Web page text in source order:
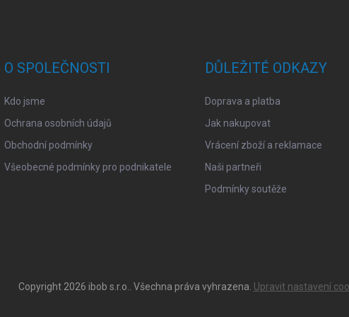
O SPOLEČNOSTI
Kdo jsme
Ochrana osobních údajů
Obchodní podmínky
Všeobecné podmínky pro podnikatele
DŮLEŽITÉ ODKAZY
Doprava a platba
Jak nakupovat
Vrácení zboží a reklamace
Naši partneři
Podmínky soutěže
Copyright 2026 ibob s.r.o. . Všechna práva vyhrazena. Upravit nastavení